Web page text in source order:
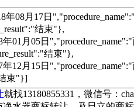
年08月17日
结束"},
01月05日
结束"},
12月15日
束"}]
就找13180855331，微信号：